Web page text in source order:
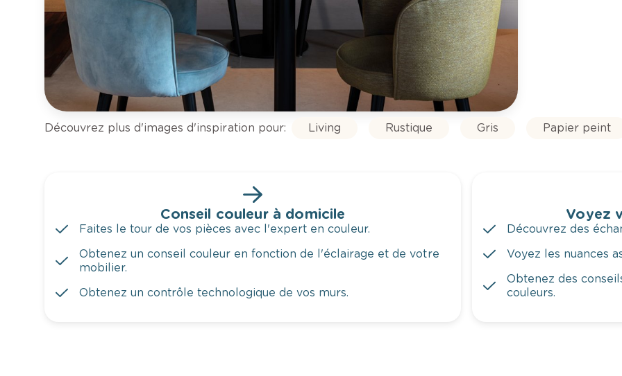
Découvrez plus d'images d'inspiration pour: Living Rustique Gris Papier peint
Conseil couleur à domicile
Faites le tour de vos pièces avec l'expert en couleur.
Obtenez un conseil couleur en fonction de l'éclairage et de votre
mobilier.
Obtenez un contrôle technologique de vos murs.
Voyez
Découvrez des
Voyez les nuances
Obtenez des
couleurs.